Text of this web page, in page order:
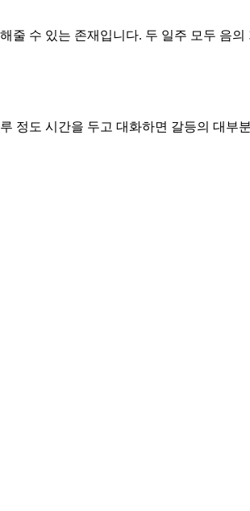
줄 수 있는 존재입니다. 두 일주 모두 음
정도 시간을 두고 대화하면 갈등의 대부